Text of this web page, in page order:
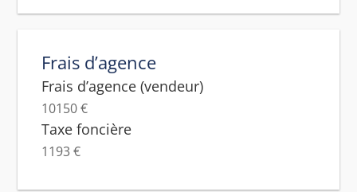
Frais d’agence
Frais d’agence (vendeur)
10150 €
Taxe foncière
1193 €